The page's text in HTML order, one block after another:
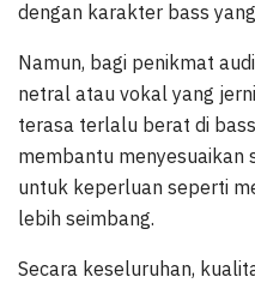
dengan karakter bass
Namun, bagi penikmat
netral atau vokal yang
terasa terlalu berat di
membantu menyesuaikan
untuk keperluan seperti
lebih seimbang.
Secara keseluruhan,